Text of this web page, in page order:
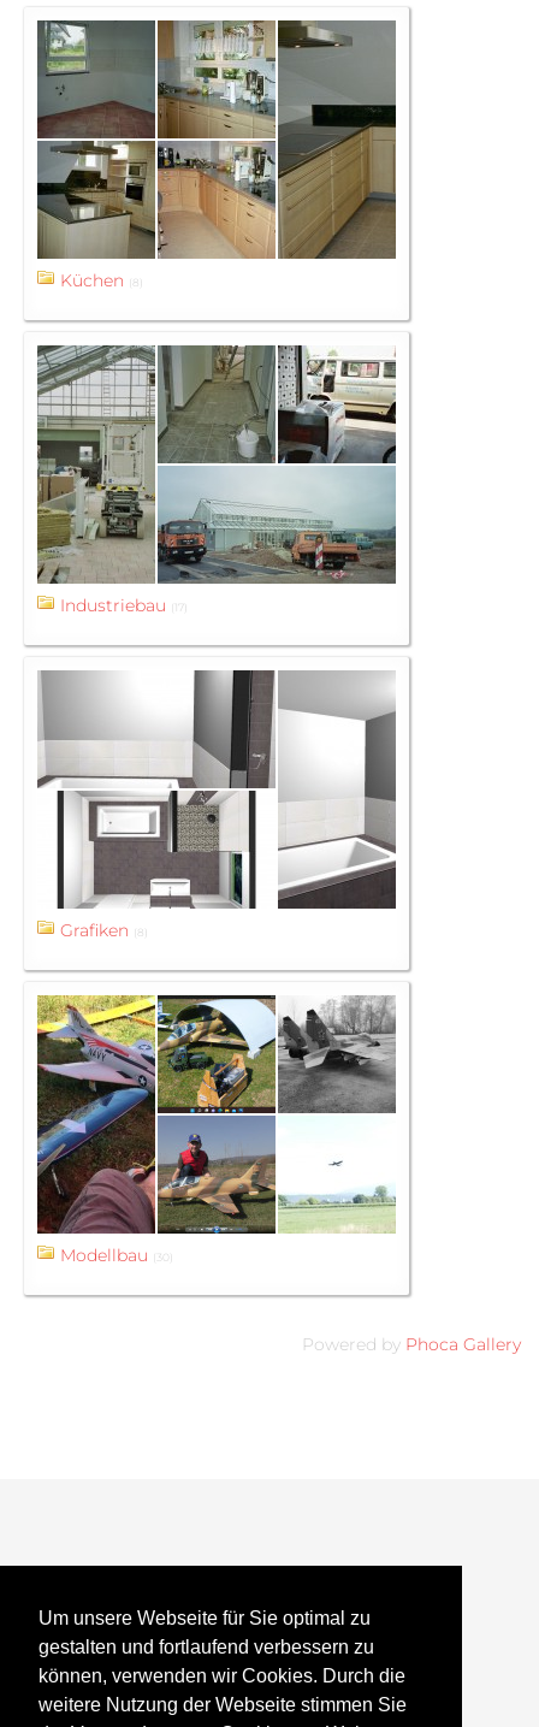
Um unsere Webseite für Sie optimal zu
gestalten und fortlaufend verbessern zu
können, verwenden wir Cookies. Durch die
weitere Nutzung der Webseite stimmen Sie
Küchen (8)
Industriebau (17)
Grafiken (8)
Modellbau (30)
Powered by Phoca Gallery
Modellbau